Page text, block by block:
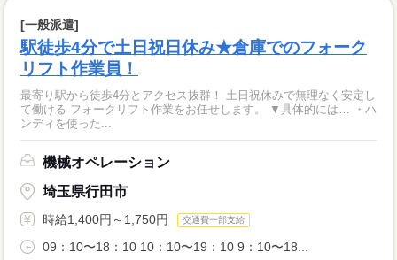
[一般派遣]
駅徒歩4分で土日祝日休み★倉庫でのフォーク
リフト作業員！
最寄り駅から徒歩4分とアクセス抜群！ 土日祝休みで無理なく安定し
て働ける フォークリフト作業をお任せします。 ▼具体的には… ・ハ
ンディを使った...
機械オペレーション
埼玉県行田市
時給1,400円～1,750円 交通費一部支給
09：10〜18：10 10：10〜19：10 9：10〜18...